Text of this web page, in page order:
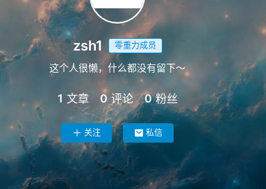
zsh1 零重力成员
这个人很懒，什么都没有留下～
1 文章 0 评论 0 粉丝
关注 私信